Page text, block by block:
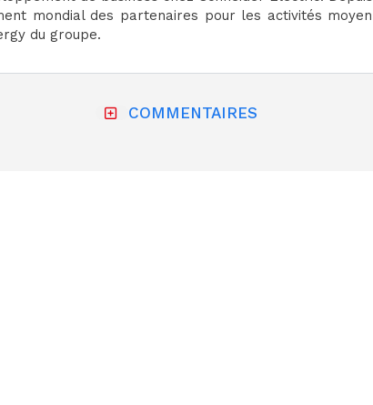
mondial des partenaires pour les activités
du groupe.
COMMENTAIRES